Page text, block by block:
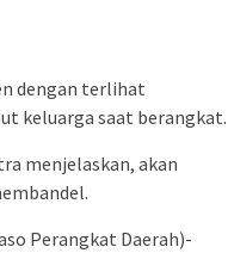
dengan terlihat
keluarga saat berangkat.
menjelaskan, akan
Perangkat Daerah)-